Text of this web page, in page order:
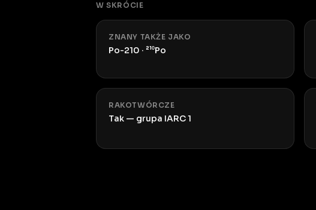
W SKRÓCIE
ZNANY TAKŻE JAKO
Po-210 · ²¹⁰Po
RAKOTWÓRCZE
Tak — grupa IARC 1